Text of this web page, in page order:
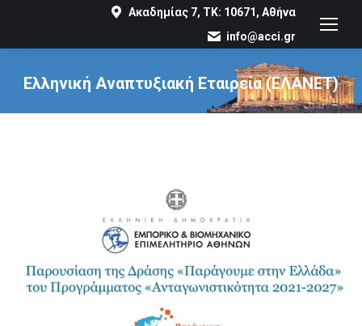
Ακαδημίας 7, ΤΚ: 10671, Αθήνα
info@acci.gr
Ελληνική Αναπτυξιακή Εταιρεία (ΕΛΑΝΕΤ)
You are here: